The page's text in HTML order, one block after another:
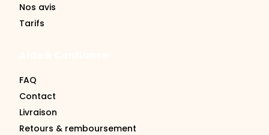
Nos avis
Tarifs
FAQ
Contact
Livraison
Retours & remboursement